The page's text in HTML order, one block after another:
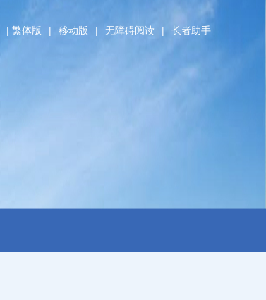
| 繁体版 | 移动版 | 无障碍阅读 | 长者助手